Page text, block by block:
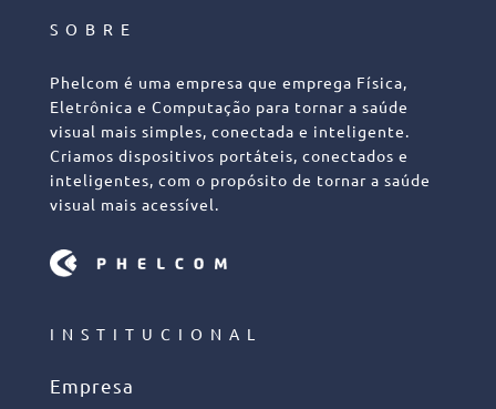
SOBRE
Phelcom é uma empresa que emprega Física,
Eletrônica e Computação para tornar a saúde
visual mais simples, conectada e inteligente.
Criamos dispositivos portáteis, conectados e
inteligentes, com o propósito de tornar a saúde
visual mais acessível.
INSTITUCIONAL
Empresa